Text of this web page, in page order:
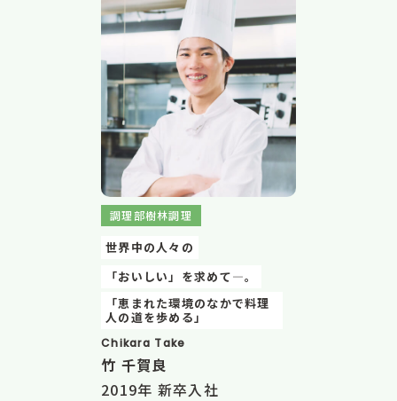
調理部樹林調理
世界中の人々の
「おいしい」を求めて―。
「恵まれた環境のなかで料理
人の道を歩める」
Chikara Take
竹 千賀良
2019年 新卒入社